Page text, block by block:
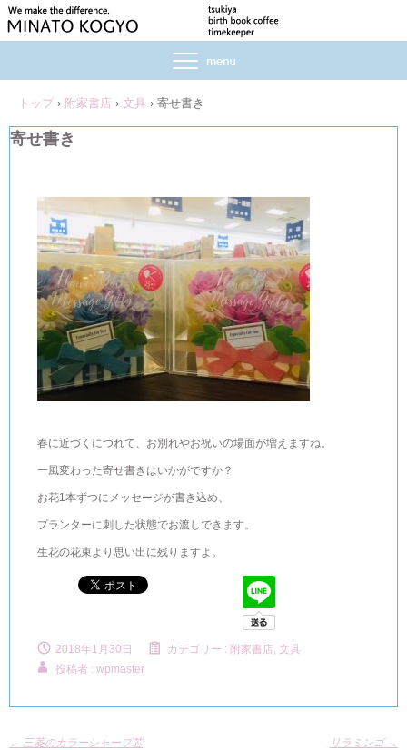
トップ › 附家書店 › 文具 › 寄せ書き
寄せ書き
春に近づくにつれて、お別れやお祝いの場面が増えますね。
一風変わった寄せ書きはいかがですか？
お花1本ずつにメッセージが書き込め、
プランターに刺した状態でお渡しできます。
生花の花束より思い出に残りますよ。
2018年1月30日 カテゴリー : 附家書店, 文具
投稿者 : wpmaster
← 三菱のカラーシャープ芯 リラミンゴ →